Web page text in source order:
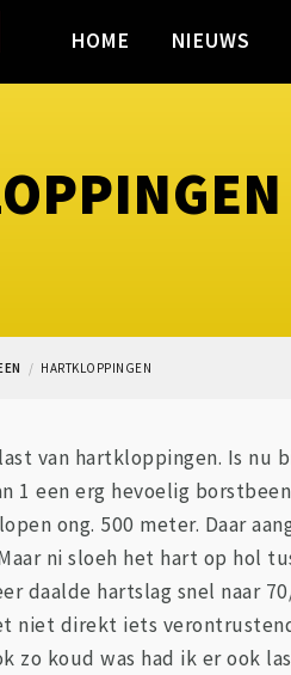
HOME NIEUWS
HARTKLOPPINGEN
van hartkloppingen. Is
1 een erg hevoelig
ong. 500 meter. Daar
ni sloeh het hart op hol
daalde hartslag snel naar
niet direkt iets
zo koud was had ik er ook